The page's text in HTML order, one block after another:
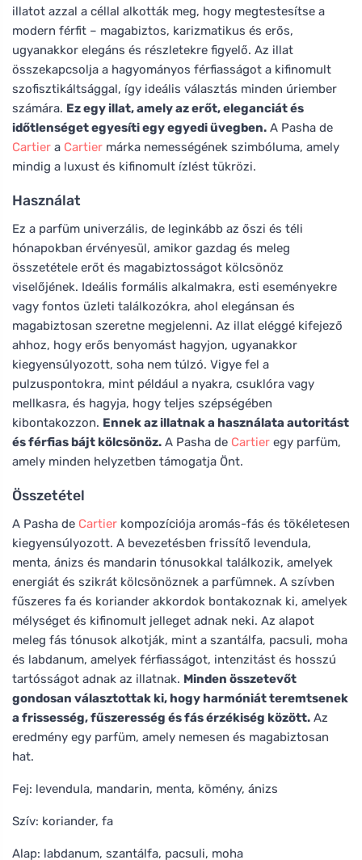
illatot azzal a céllal alkották meg, hogy megtestesítse a
modern férfit – magabiztos, karizmatikus és erős,
ugyanakkor elegáns és részletekre figyelő. Az illat
összekapcsolja a hagyományos férfiasságot a kifinomult
szofisztikáltsággal, így ideális választás minden úriember
számára. Ez egy illat, amely az erőt, eleganciát és
időtlenséget egyesíti egy egyedi üvegben. A Pasha de
Cartier a Cartier márka nemességének szimbóluma, amely
mindig a luxust és kifinomult ízlést tükrözi.
Használat
Ez a parfüm univerzális, de leginkább az őszi és téli
hónapokban érvényesül, amikor gazdag és meleg
összetétele erőt és magabiztosságot kölcsönöz
viselőjének. Ideális formális alkalmakra, esti eseményekre
vagy fontos üzleti találkozókra, ahol elegánsan és
magabiztosan szeretne megjelenni. Az illat eléggé kifejező
ahhoz, hogy erős benyomást hagyjon, ugyanakkor
kiegyensúlyozott, soha nem túlzó. Vigye fel a
pulzuspontokra, mint például a nyakra, csuklóra vagy
mellkasra, és hagyja, hogy teljes szépségében
kibontakozzon. Ennek az illatnak a használata autoritást
és férfias bájt kölcsönöz. A Pasha de Cartier egy parfüm,
amely minden helyzetben támogatja Önt.
Összetétel
A Pasha de Cartier kompozíciója aromás-fás és tökéletesen
kiegyensúlyozott. A bevezetésben frissítő levendula,
menta, ánizs és mandarin tónusokkal találkozik, amelyek
energiát és szikrát kölcsönöznek a parfümnek. A szívben
fűszeres fa és koriander akkordok bontakoznak ki, amelyek
mélységet és kifinomult jelleget adnak neki. Az alapot
meleg fás tónusok alkotják, mint a szantálfa, pacsuli, moha
és labdanum, amelyek férfiasságot, intenzitást és hosszú
tartósságot adnak az illatnak. Minden összetevőt
gondosan választottak ki, hogy harmóniát teremtsenek
a frissesség, fűszeresség és fás érzékiség között. Az
eredmény egy parfüm, amely nemesen és magabiztosan
hat.
Fej: levendula, mandarin, menta, kömény, ánizs
Szív: koriander, fa
Alap: labdanum, szantálfa, pacsuli, moha